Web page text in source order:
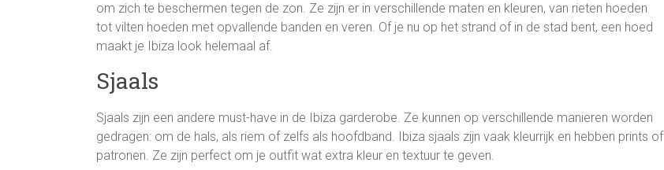
om zich te beschermen tegen de zon. Ze zijn er in verschillende maten en kleuren, van rieten hoeden
tot vilten hoeden met opvallende banden en veren. Of je nu op het strand of in de stad bent, een hoed
maakt je Ibiza look helemaal af.
Sjaals
Sjaals zijn een andere must-have in de Ibiza garderobe. Ze kunnen op verschillende manieren worden
gedragen: om de hals, als riem of zelfs als hoofdband. Ibiza sjaals zijn vaak kleurrijk en hebben prints of
patronen. Ze zijn perfect om je outfit wat extra kleur en textuur te geven.